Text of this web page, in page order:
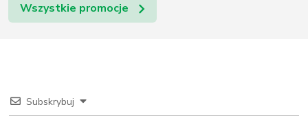
Wszystkie promocje
Subskrybuj